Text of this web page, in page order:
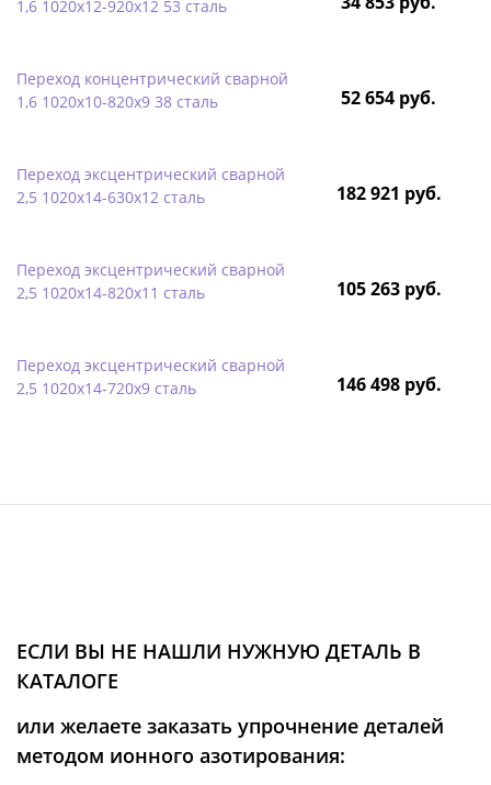
1,6 1020х12-920х12 53 сталь
Переход концентрический сварной
1,6 1020х10-820х9 38 сталь
52 654 руб.
Переход эксцентрический сварной
2,5 1020х14-630х12 сталь
182 921 руб.
Переход эксцентрический сварной
2,5 1020х14-820х11 сталь
105 263 руб.
Переход эксцентрический сварной
2,5 1020х14-720х9 сталь
146 498 руб.
ЕСЛИ ВЫ НЕ НАШЛИ НУЖНУЮ ДЕТАЛЬ В
КАТАЛОГЕ
или желаете заказать упрочнение деталей
методом ионного азотирования: